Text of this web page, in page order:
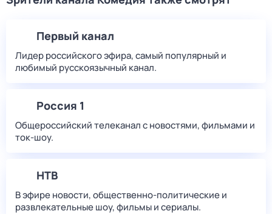
Первый канал
Лидер российского эфира, самый популярный и
любимый русскоязычный канал.
Россия 1
Общероссийский телеканал с новостями, фильмами и
ток-шоу.
НТВ
В эфире новости, общественно-политические и
развлекательные шоу, фильмы и сериалы.